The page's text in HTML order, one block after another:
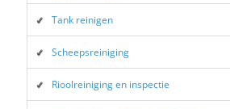
Tank reinigen
Scheepsreiniging
Rioolreiniging en inspectie